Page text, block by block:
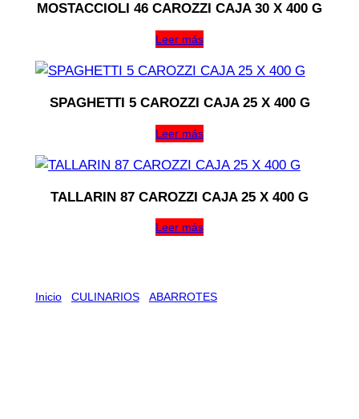
MOSTACCIOLI 46 CAROZZI CAJA 30 X 400 G
Leer más
SPAGHETTI 5 CAROZZI CAJA 25 X 400 G
Leer más
TALLARIN 87 CAROZZI CAJA 25 X 400 G
Leer más
Inicio/ CULINARIOS/ ABARROTES/ TE SABHA MENTA